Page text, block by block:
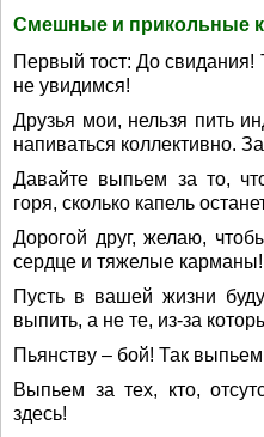
Смешные и прикольные
Первый тост: До
не увидимся!
Друзья мои, нельзя пить
напиваться коллективно.
Давайте выпьем за то,
горя, сколько капель
Дорогой друг, желаю,
сердце и тяжелые карманы!
Пусть в вашей жизни
выпить, а не те, из-за
Пьянству – бой! Так
Выпьем за тех, кто,
здесь!